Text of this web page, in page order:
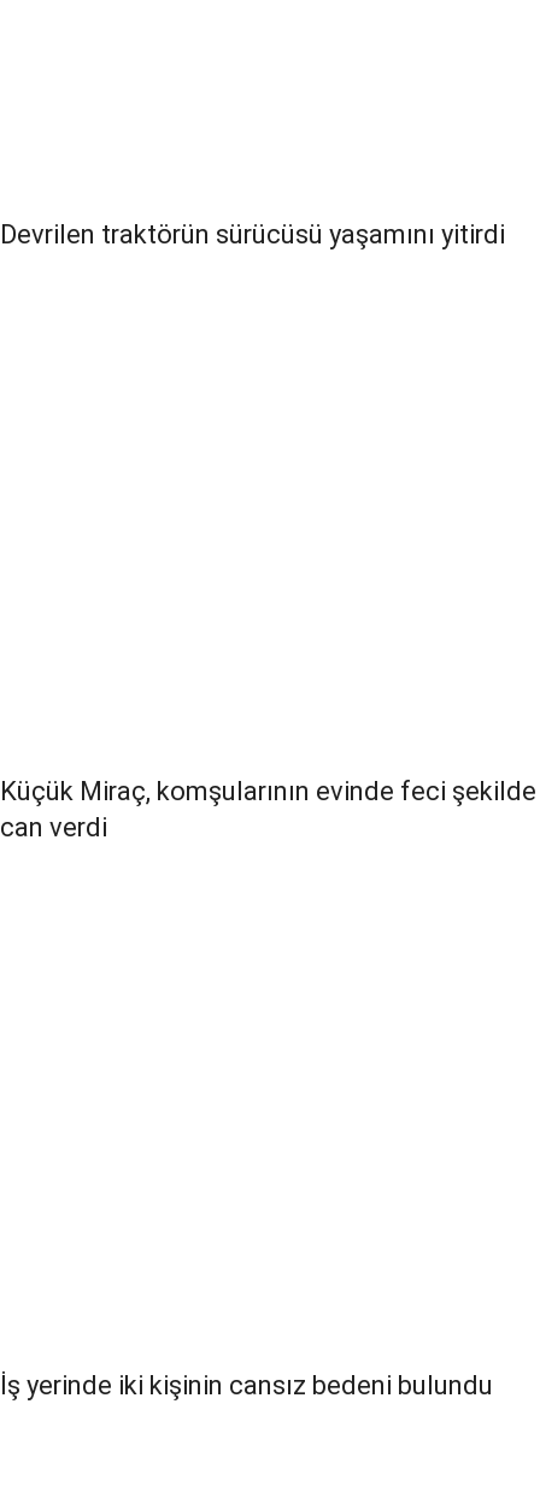
Devrilen traktörün sürücüsü yaşamını yitirdi
Küçük Miraç, komşularının evinde feci şekilde
can verdi
İş yerinde iki kişinin cansız bedeni bulundu